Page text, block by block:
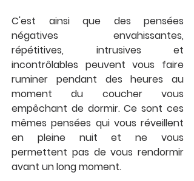
C'est ainsi que des pensées
négatives envahissantes,
répétitives, intrusives et
incontrôlables peuvent vous faire
ruminer pendant des heures au
moment du coucher vous
empêchant de dormir. Ce sont ces
mêmes pensées qui vous réveillent
en pleine nuit et ne vous
permettent pas de vous rendormir
avant un long moment.